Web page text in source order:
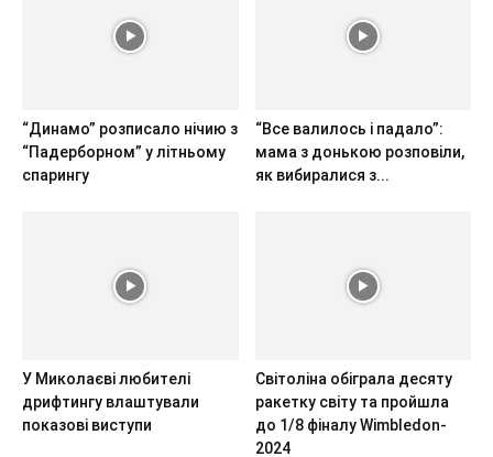
“Динамо” розписало нічию з
“Падерборном” у літньому
спарингу
“Все валилось і падало”:
мама з донькою розповіли,
як вибиралися з...
У Миколаєві любителі
дрифтингу влаштували
показові виступи
Світоліна обіграла десяту
ракетку світу та пройшла
до 1/8 фіналу Wimbledon-
2024